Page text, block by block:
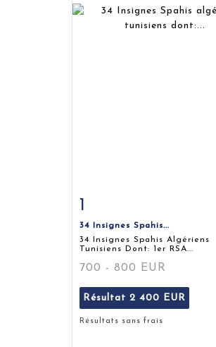
1
34 Insignes Spahis...
34 Insignes Spahis Algériens
Tunisiens Dont: 1er RSA...
700 - 800 EUR
Résultat 2 400 EUR
Résultats sans frais